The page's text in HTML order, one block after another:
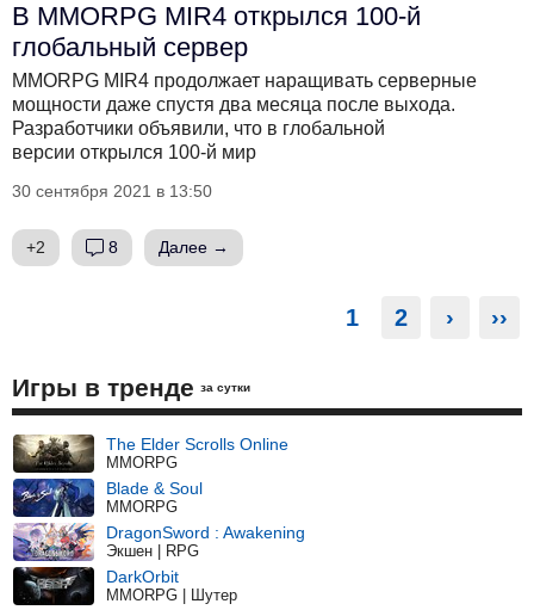
В MMORPG MIR4 открылся 100-й
глобальный сервер
MMORPG MIR4 продолжает наращивать серверные
мощности даже спустя два месяца после выхода.
Разработчики объявили, что в глобальной
версии открылся 100-й мир
30 сентября 2021 в 13:50
+2 8 Далее →
1 2 › ››
Игры в тренде за сутки
The Elder Scrolls Online
MMORPG
Blade & Soul
MMORPG
DragonSword : Awakening
Экшен | RPG
DarkOrbit
MMORPG | Шутер